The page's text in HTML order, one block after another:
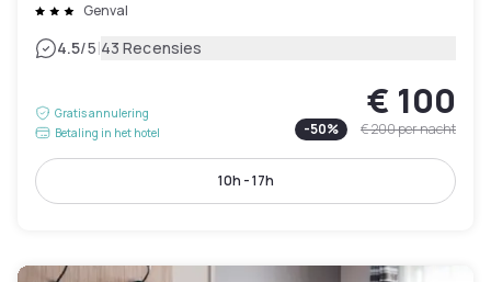
Genval
4.5/5|43 Recensies
Gratis annulering
Betaling in het hotel
€ 100
-50% € 200per nacht
10h - 17h